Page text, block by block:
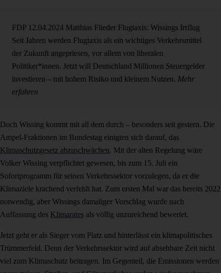
FDP 12.04.2024 Matthias Flieder Flugtaxis: Wissings Irrflug
Seit Jahren werden Flugtaxis als ein wichtiges Verkehrsmittel
der Zukunft angepriesen, vor allem von liberalen
Politiker*innen. Jetzt will Deutschland Millionen Steuergelder
investieren – mit hohem Risiko und kleinem Nutzen. Mehr
erfahren
Doch Wissing kommt mit all dem durch – besonders seit gestern. Die
Ampel-Fraktionen im Bundestag einigten sich darauf, das
Klimaschutzgesetz abzuschwächen. Mit der alten Regelung wäre
Volker Wissing verpflichtet gewesen, bis zum 15. Juli ein
Sofortprogramm für seinen Verkehrssektor vorzulegen, da er die
Klimaziele krachend verfehlt hat. Zum ersten Mal war das bereits 2022
notwendig, aber Wissings damaliger Vorschlag wurde nach
Auffassung des Klimarates als völlig unzureichend bewertet.
Jetzt geht er als Sieger vom Platz und hinterlässt ein klimapolitisches
Trümmerfeld. Denn der Verkehrssektor wird auf absehbare Zeit nicht
viel zum Klimaschutz beitragen. Im Gegenteil, die Emissionen werden